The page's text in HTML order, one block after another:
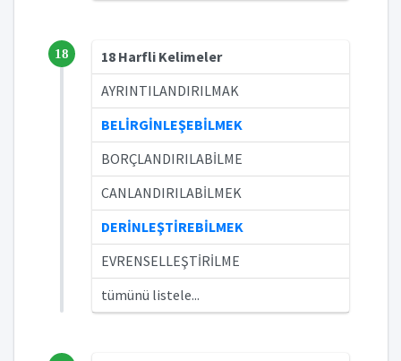
18
18 Harfli Kelimeler
AYRINTILANDIRILMAK
BELİRGİNLEŞEBİLMEK
BORÇLANDIRILABİLME
CANLANDIRILABİLMEK
DERİNLEŞTİREBİLMEK
EVRENSELLEŞTİRİLME
tümünü listele...